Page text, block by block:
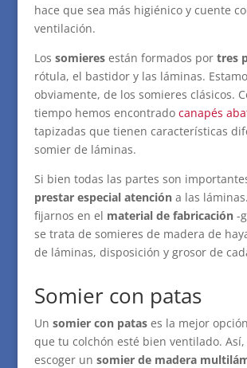
hace que sea más higiénico y cuente
ventilación.
Los somieresestán formados por tres
rótula, el bastidor y las láminas.
obviamente, de los somieres clásicos.
tiempo hemos encontrado canapés
tapizadas que tienen características
somier de láminas.
Si bien todas las partes son
prestar especial atencióna las
fijarnos en el material de fabricación-
se trata de somieres de madera de
de láminas, disposición y grosor de
Somier con patas
Un somier con patases la mejor
que tu colchón esté bien ventilado.
escoger un somier de madera